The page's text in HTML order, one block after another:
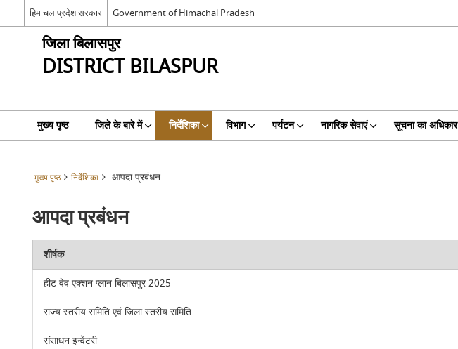
हिमाचल प्रदेश सरकार Government of Himachal Pradesh
जिला बिलासपुर
DISTRICT BILASPUR
मुख्य पृष्ठ जिले के बारे में निर्देशिका विभाग पर्यटन नागरिक सेवाएं सूचना का अधिकार
मुख्य पृष्ठ निर्देशिका आपदा प्रबंधन
आपदा प्रबंधन
शीर्षक
हीट वेव एक्शन प्लान बिलासपुर 2025
राज्य स्तरीय समिति एवं जिला स्तरीय समिति
संसाधन इन्वेंटरी